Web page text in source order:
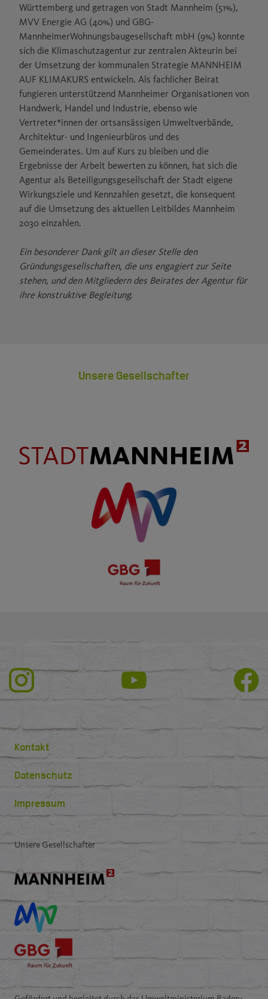
Württemberg und getragen von Stadt Mannheim (51%),
MVV Energie AG (40%) und GBG-
MannheimerWohnungsbaugesellschaft mbH (9%) konnte
sich die Klimaschutzagentur zur zentralen Akteurin bei
der Umsetzung der kommunalen Strategie MANNHEIM
AUF KLIMAKURS entwickeln. Als fachlicher Beirat
fungieren unterstützend Mannheimer Organisationen von
Handwerk, Handel und Industrie, ebenso wie
Vertreter*innen der ortsansässigen Umweltverbände,
Architektur- und Ingenieurbüros und des
Gemeinderates. Um auf Kurs zu bleiben und die
Ergebnisse der Arbeit bewerten zu können, hat sich die
Agentur als Beteiligungsgesellschaft der Stadt eigene
Wirkungsziele und Kennzahlen gesetzt, die konsequent
auf die Umsetzung des aktuellen Leitbildes Mannheim
2030 einzahlen.
Ein besonderer Dank gilt an dieser Stelle den
Gründungsgesellschaften, die uns engagiert zur Seite
stehen, und den Mitgliedern des Beirates der Agentur für
ihre konstruktive Begleitung.
Unsere Gesellschafter
Kontakt
Datenschutz
Impressum
Unsere Gesellschafter